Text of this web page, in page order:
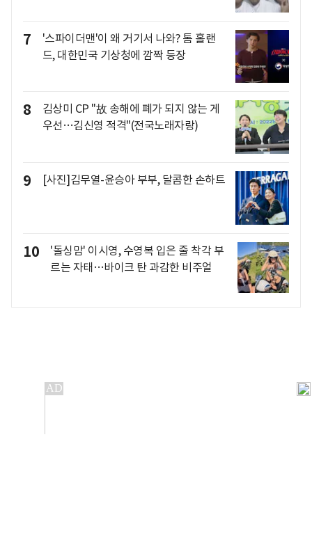
7
'스파이더맨'이 왜 거기서 나와? 톰 홀랜
드, 대한민국 기상청에 깜짝 등장
8
김상미 CP "故 송해에 폐가 되지 않는 게
우선…김신영 적격"(전국노래자랑)
9 [사진]김무열-윤승아 부부, 달콤한 손하트
10
'돌싱맘' 이시영, 수영복 입은 줄 착각 부
르는 자태…바이크 탄 과감한 비주얼